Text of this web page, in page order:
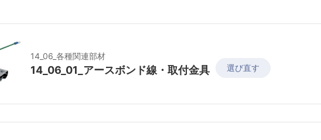
14_06_各種関連部材
14_06_01_アースボンド線・取付金具 選び直す